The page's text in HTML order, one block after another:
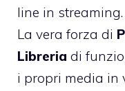
line in streaming.
La vera forza di
Libreria di
i propri media in